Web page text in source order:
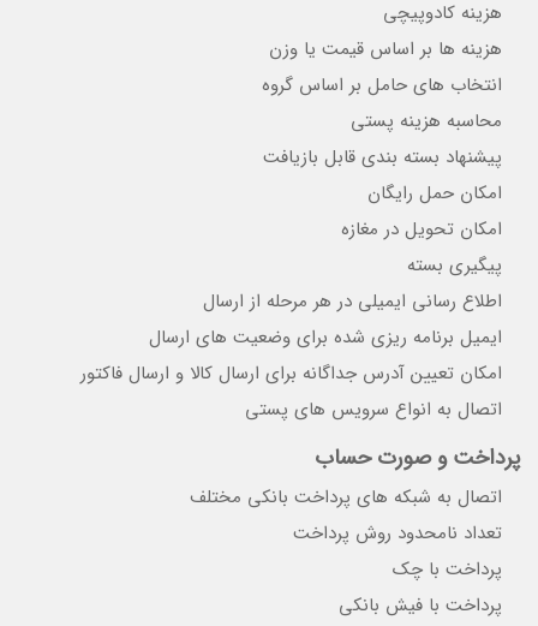
هزینه کادوپیچی
هزینه ها بر اساس قیمت یا وزن
انتخاب های حامل بر اساس گروه
محاسبه هزینه پستی
پیشنهاد بسته بندی قابل بازیافت
امکان حمل رایگان
امکان تحویل در مغازه
پیگیری بسته
اطلاع رسانی ایمیلی در هر مرحله از ارسال
ایمیل برنامه ریزی شده برای وضعیت های ارسال
امکان تعیین آدرس جداگانه برای ارسال کالا و ارسال فاکتور
اتصال به انواع سرویس های پستی
پرداخت و صورت حساب
اتصال به شبکه های پرداخت بانکی مختلف
تعداد نامحدود روش پرداخت
پرداخت با چک
پرداخت با فیش بانکی